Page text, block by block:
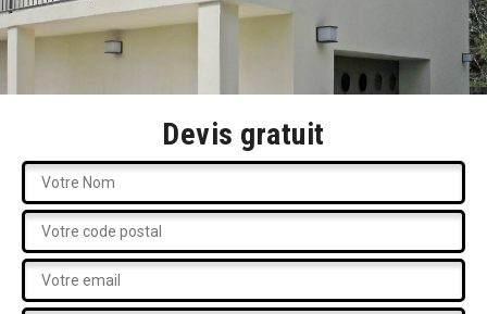
Devis gratuit